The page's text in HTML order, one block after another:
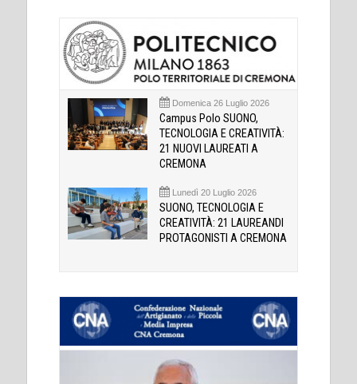
Domenica 26 Luglio 2026
Campus Polo SUONO,
TECNOLOGIA E CREATIVITÀ:
21 NUOVI LAUREATI A
CREMONA
Lunedì 20 Luglio 2026
SUONO, TECNOLOGIA E
CREATIVITÀ: 21 LAUREANDI
PROTAGONISTI A CREMONA